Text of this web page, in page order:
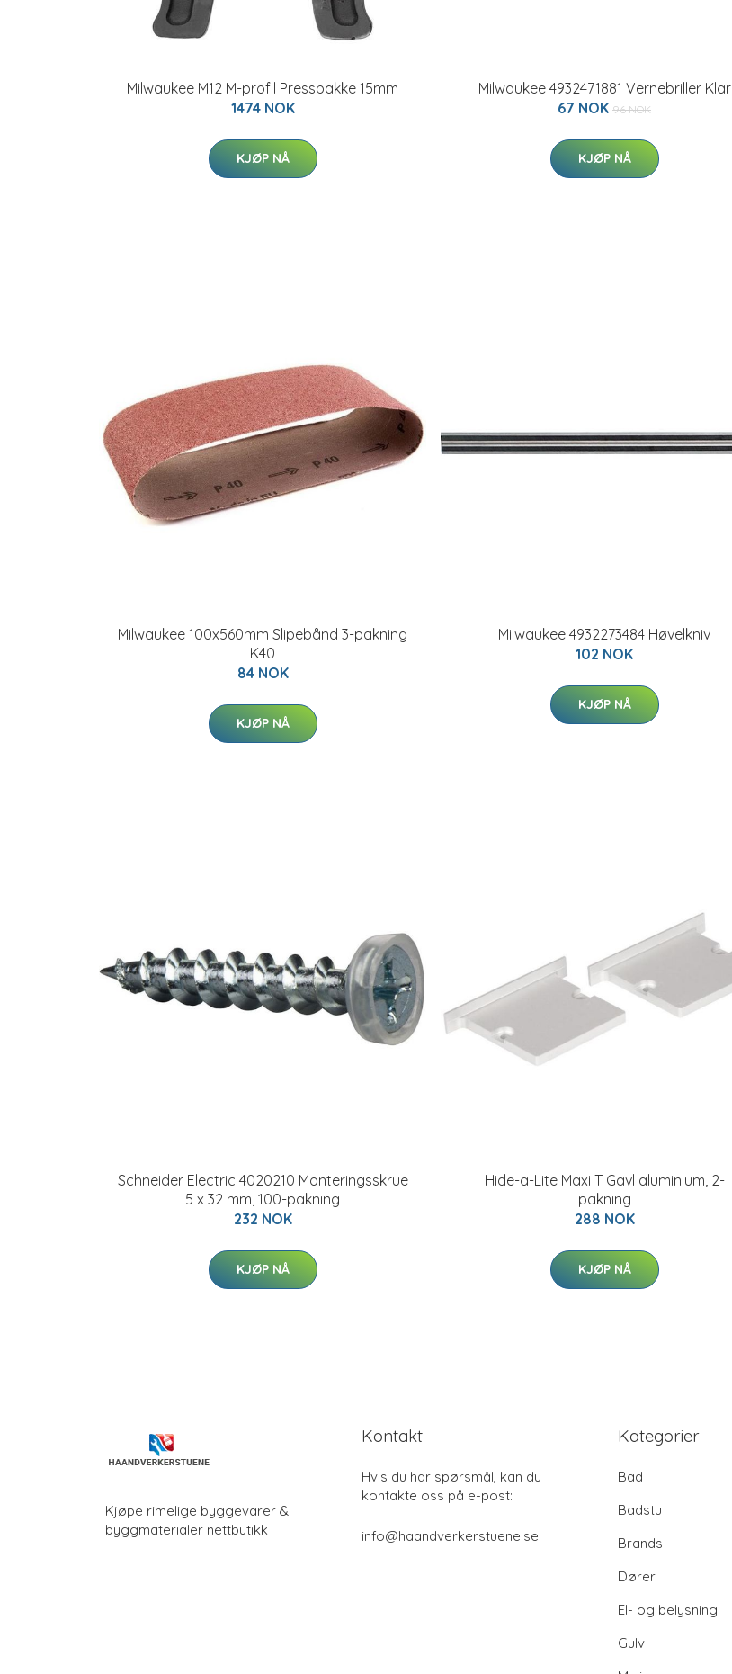
Milwaukee M12 M-profil Pressbakke 15mm
1474 NOK
KJØP NÅ
Milwaukee 4932471881 Vernebriller Klar
67 NOK 96 NOK
KJØP NÅ
Milwaukee 100x560mm Slipebånd 3-pakning
K40
84 NOK
KJØP NÅ
Milwaukee 4932273484 Høvelkniv
102 NOK
KJØP NÅ
Schneider Electric 4020210 Monteringsskrue
5 x 32 mm, 100-pakning
232 NOK
KJØP NÅ
Hide-a-Lite Maxi T Gavl aluminium, 2-
pakning
288 NOK
KJØP NÅ
Kjøpe rimelige byggevarer &
byggmaterialer nettbutikk
Kontakt
Hvis du har spørsmål, kan du
kontakte oss på e-post:
info@haandverkerstuene.se
Kategorier
Bad
Badstu
Brands
Dører
El- og belysning
Gulv